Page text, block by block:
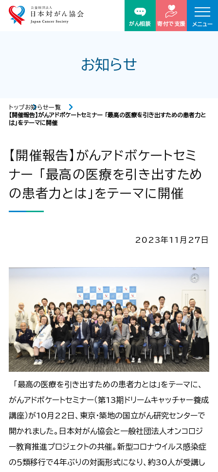
がん相談 寄付で支援 メニュー
お知らせ
トップお知らせ一覧
【開催報告】がんアドボケートセミナー 「最高の医療を引き出すための患者力と
は」をテーマに開催
【開催報告】がんアドボケートセミ
ナー 「最高の医療を引き出すため
の患者力とは」をテーマに開催
2023年11月27日
「最高の医療を引き出すための患者力とは」をテーマに、
がんアドボケートセミナー（第13期ドリームキャッチャー養成
講座）が10月22日、東京・築地の国立がん研究センターで
開かれました。日本対がん協会と一般社団法人オンコロジ
ー教育推進プロジェクトの共催。新型コロナウイルス感染症
の５類移行で４年ぶりの対面形式になり、約30人が受講し